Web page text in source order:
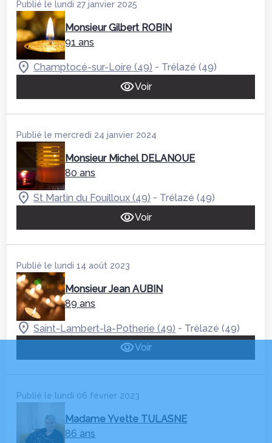
Publié le lundi 27 janvier 2025
Monsieur Gilbert ROBIN
91 ans
Champtocé-sur-Loire (49) - Trélazé (49)
Voir
Publié le mercredi 24 janvier 2024
Monsieur Michel DELANOUE
80 ans
St Martin du Fouilloux (49) - Trélazé (49)
Voir
Publié le lundi 14 août 2023
Monsieur Jean AUBIN
89 ans
Saint-Lambert-la-Potherie (49) - Trélazé (49)
Voir
Publié le lundi 06 février 2023
Madame Yvette TULASNE
86 ans